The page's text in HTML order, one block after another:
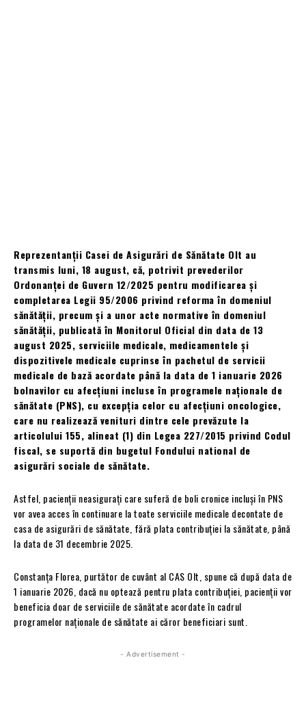
Reprezentanții Casei de Asigurări de Sănătate Olt au
transmis luni, 18 august, că, potrivit prevederilor
Ordonanței de Guvern 12/2025 pentru modificarea și
completarea Legii 95/2006 privind reforma în domeniul
sănătății, precum și a unor acte normative în domeniul
sănătății, publicată în Monitorul Oficial din data de 13
august 2025, serviciile medicale, medicamentele și
dispozitivele medicale cuprinse în pachetul de servicii
medicale de bază acordate până la data de 1 ianuarie 2026
bolnavilor cu afecțiuni incluse în programele naționale de
sănătate (PNS), cu excepția celor cu afecțiuni oncologice,
care nu realizează venituri dintre cele prevăzute la
articolului 155, alineat (1) din Legea 227/2015 privind Codul
fiscal, se suportă din bugetul Fondului national de
asigurări sociale de sănătate.
Astfel, pacienții neasigurați care suferă de boli cronice incluși în PNS
vor avea acces în continuare la toate serviciile medicale decontate de
casa de asigurări de sănătate, fără plata contribuției la sănătate, până
la data de 31 decembrie 2025.
Constanța Florea, purtător de cuvânt al CAS Olt, spune că după data de
1 ianuarie 2026, dacă nu optează pentru plata contribuției, pacienții vor
beneficia doar de serviciile de sănătate acordate în cadrul
programelor naționale de sănătate ai căror beneficiari sunt.
- Advertisement -